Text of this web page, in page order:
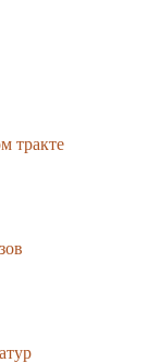
тракте